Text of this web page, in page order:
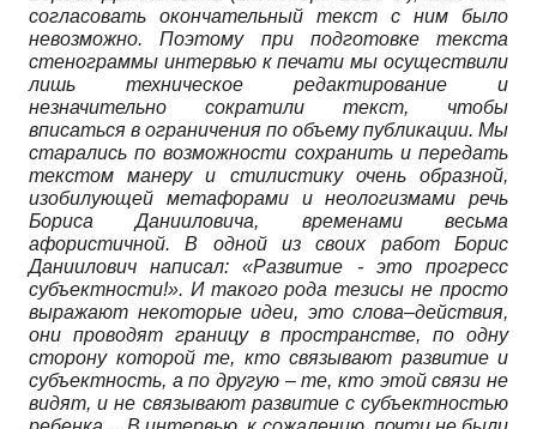
согласовать окончательный текст с ним было
невозможно. Поэтому при подготовке текста
стенограммы интервью к печати мы осуществили
лишь техническое редактирование и
незначительно сократили текст, чтобы
вписаться в ограничения по объему публикации. Мы
старались по возможности сохранить и передать
текстом манеру и стилистику очень образной,
изобилующей метафорами и неологизмами речь
Бориса Данииловича, временами весьма
афористичной. В одной из своих работ Борис
Даниилович написал: «Развитие -это прогресс
субъектности!». И такого рода тезисы не просто
выражают некоторые идеи, это слова–действия,
они проводят границу в пространстве, по одну
сторону которой те, кто связывают развитие и
субъектность, а по другую – те, кто этой связи не
видят, и не связывают развитие с субъектностью